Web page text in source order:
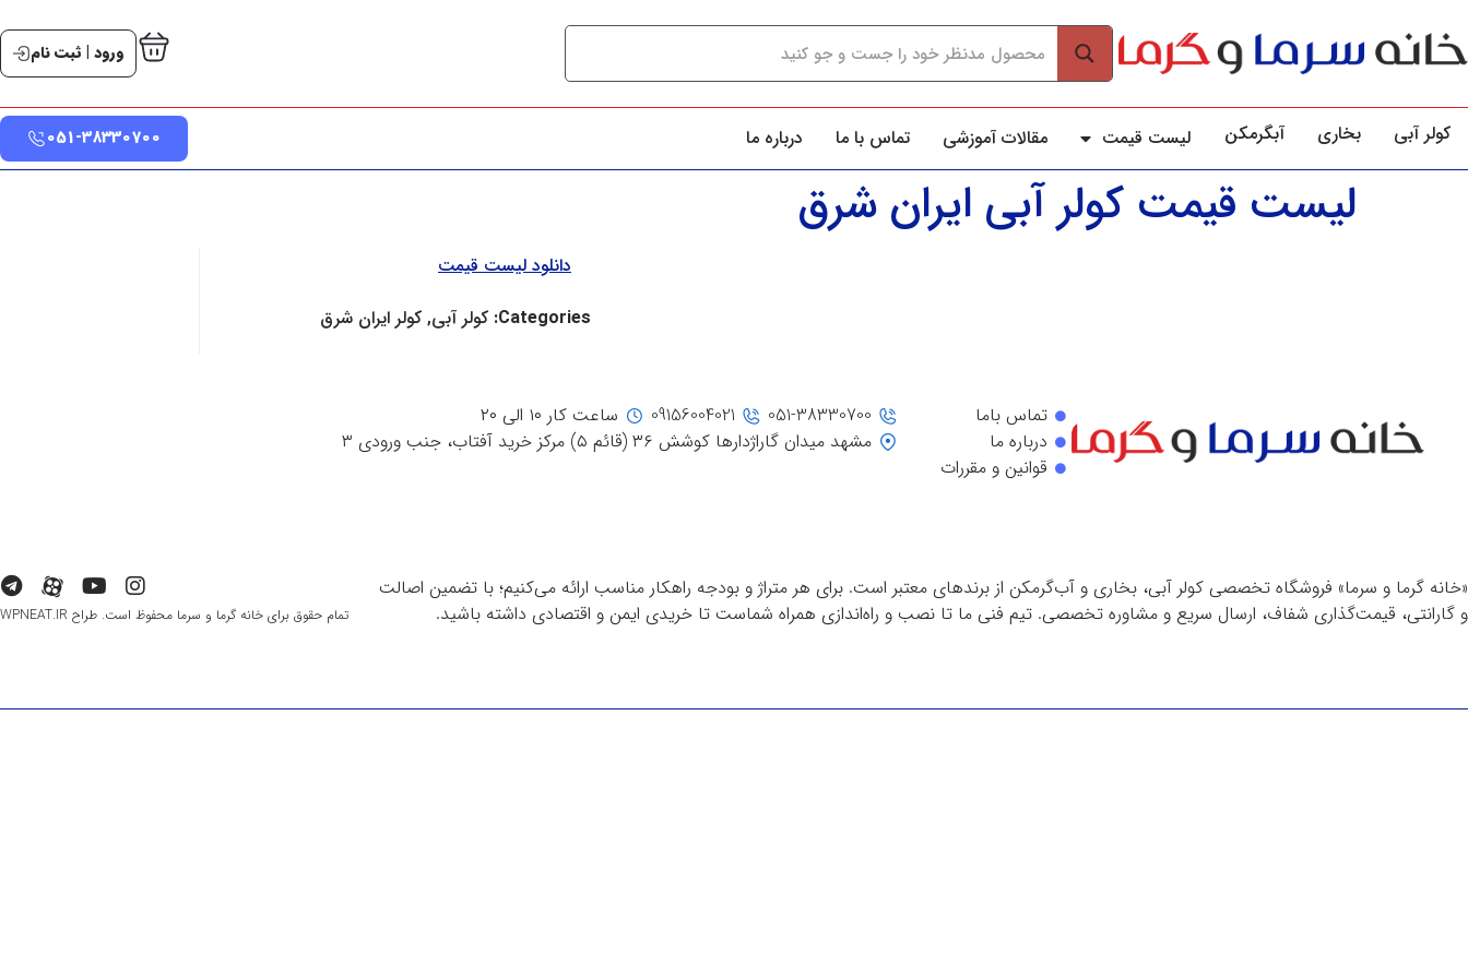
ورود | ثبت نام
کولر آبي بخاری آبگرمکن لیست قیمت مقالات آموزشی تماس با ما درباره ما 051-38330700
لیست قیمت کولر آبی ایران شرق
دانلود لیست قیمت
Categories: کولر آبی, کولر ایران شرق
051-38330700
09156004021
ساعت کار ۱۰ الی ۲۰
مشهد میدان گاراژدارها کوشش ۳۶ (قائم ۵) مرکز خرید آفتاب، جنب ورودی ۳
تماس باما
درباره ما
قوانین و مقررات
«خانه گرما و سرما» فروشگاه تخصصی کولر آبی، بخاری و آب‌گرمکن از برندهای معتبر است. برای هر متراژ و بودجه راهکار مناسب ارائه می‌کنیم؛ با تضمین اصالت
و گارانتی، قیمت‌گذاری شفاف، ارسال سریع و مشاوره تخصصی. تیم فنی ما تا نصب و راه‌اندازی همراه شماست تا خریدی ایمن و اقتصادی داشته باشید.
تمام حقوق برای خانه گرما و سرما محفوظ است. طراح WPNEAT.IR